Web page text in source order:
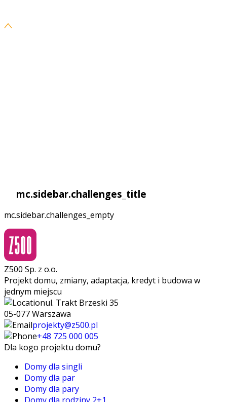
mc.sidebar.challenges_title
mc.sidebar.challenges_empty
Z500 Sp. z o.o.
Projekt domu, zmiany, adaptacja, kredyt i budowa w
jednym miejscu
ul. Trakt Brzeski 35
05-077 Warszawa
projekty@z500.pl
+48 725 000 005
Dla kogo projektu domu?
Domy dla singli
Domy dla par
Domy dla pary